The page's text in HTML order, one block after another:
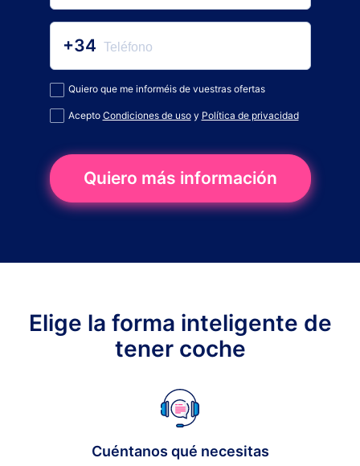
+34
Quiero que me informéis de vuestras ofertas
Acepto Condiciones de usoy Política de privacidad
Quiero más información
Elige la forma inteligente de
tener coche
Cuéntanos qué necesitas